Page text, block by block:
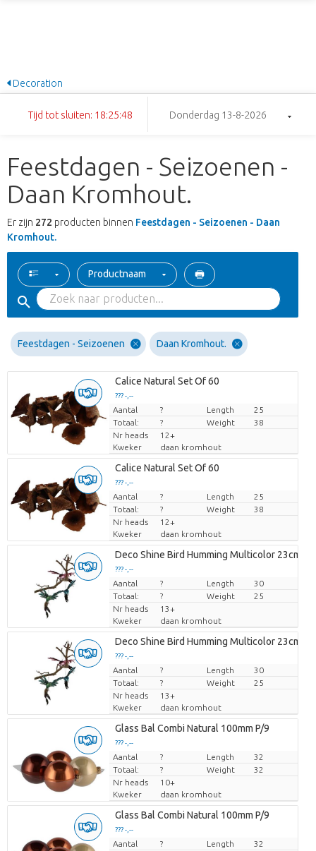
Decoration
Tijd tot sluiten: 18:25:47 Donderdag 13-8-2026
Feestdagen - Seizoenen -
Daan Kromhout.
Er zijn 272 producten binnen Feestdagen - Seizoenen - Daan
Kromhout.
Productnaam
Feestdagen - Seizoenen Daan Kromhout.
Calice Natural Set Of 60
??? -,--
Prijs per stuk
Aantal ? Length
25
Totaal:
? Weight
38
Nr heads
12+
Kweker
daan kromhout
Calice Natural Set Of 60
??? -,--
Prijs per stuk
Aantal ? Length
25
Totaal:
? Weight
38
Nr heads
12+
Kweker
daan kromhout
Deco Shine Bird Humming Multicolor 23cm
??? -,--
Prijs per stuk
Aantal ? Length
30
Totaal:
? Weight
25
Nr heads
13+
Kweker
daan kromhout
Deco Shine Bird Humming Multicolor 23cm
??? -,--
Prijs per stuk
Aantal ? Length
30
Totaal:
? Weight
25
Nr heads
13+
Kweker
daan kromhout
Glass Bal Combi Natural 100mm P/9
??? -,--
Prijs per stuk
Aantal ? Length
32
Totaal:
? Weight
32
Nr heads
10+
Kweker
daan kromhout
Glass Bal Combi Natural 100mm P/9
??? -,--
Prijs per stuk
Aantal ? Length
32